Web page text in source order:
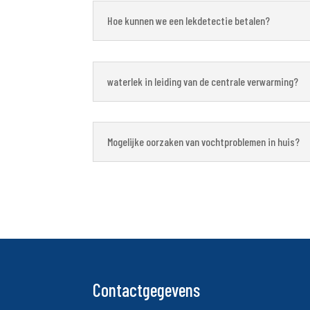
Hoe kunnen we een lekdetectie betalen?
waterlek in leiding van de centrale verwarming?
Mogelijke oorzaken van vochtproblemen in huis?
Contactgegevens